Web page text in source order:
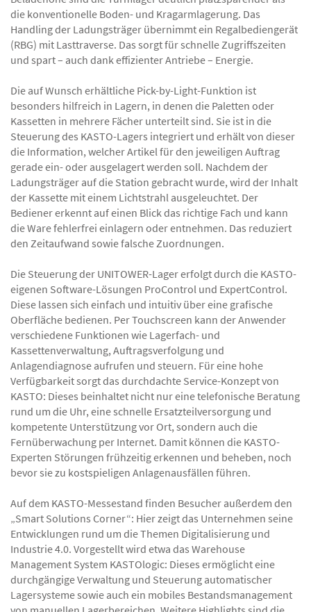
die konventionelle Boden- und Kragarmlagerung. Das
Handling der Ladungsträger übernimmt ein Regalbediengerät
(RBG) mit Lasttraverse. Das sorgt für schnelle Zugriffszeiten
und spart – auch dank effizienter Antriebe – Energie.
Die auf Wunsch erhältliche Pick-by-Light-Funktion ist
besonders hilfreich in Lagern, in denen die Paletten oder
Kassetten in mehrere Fächer unterteilt sind. Sie ist in die
Steuerung des KASTO-Lagers integriert und erhält von dieser
die Information, welcher Artikel für den jeweiligen Auftrag
gerade ein- oder ausgelagert werden soll. Nachdem der
Ladungsträger auf die Station gebracht wurde, wird der Inhalt
der Kassette mit einem Lichtstrahl ausgeleuchtet. Der
Bediener erkennt auf einen Blick das richtige Fach und kann
die Ware fehlerfrei einlagern oder entnehmen. Das reduziert
den Zeitaufwand sowie falsche Zuordnungen.
Die Steuerung der UNITOWER-Lager erfolgt durch die KASTO-
eigenen Software-Lösungen ProControl und ExpertControl.
Diese lassen sich einfach und intuitiv über eine grafische
Oberfläche bedienen. Per Touchscreen kann der Anwender
verschiedene Funktionen wie Lagerfach- und
Kassettenverwaltung, Auftragsverfolgung und
Anlagendiagnose aufrufen und steuern. Für eine hohe
Verfügbarkeit sorgt das durchdachte Service-Konzept von
KASTO: Dieses beinhaltet nicht nur eine telefonische Beratung
rund um die Uhr, eine schnelle Ersatzteilversorgung und
kompetente Unterstützung vor Ort, sondern auch die
Fernüberwachung per Internet. Damit können die KASTO-
Experten Störungen frühzeitig erkennen und beheben, noch
bevor sie zu kostspieligen Anlagenausfällen führen.
Auf dem KASTO-Messestand finden Besucher außerdem den
„Smart Solutions Corner“: Hier zeigt das Unternehmen seine
Entwicklungen rund um die Themen Digitalisierung und
Industrie 4.0. Vorgestellt wird etwa das Warehouse
Management System KASTOlogic: Dieses ermöglicht eine
durchgängige Verwaltung und Steuerung automatischer
Lagersysteme sowie auch ein mobiles Bestandsmanagement